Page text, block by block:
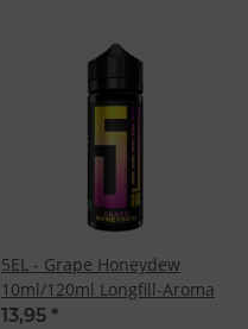
5EL - Grape Honeydew
10ml/120ml Longfill-Aroma
13,95 *